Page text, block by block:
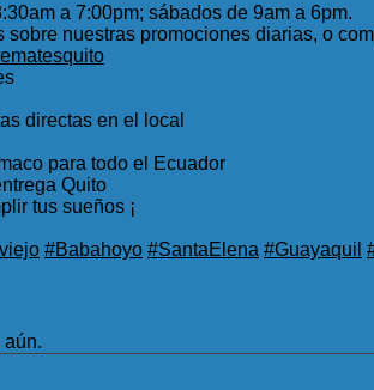
a 7:00pm; sábados de 9am a 6pm.
sobre nuestras promociones diarias, o
directas en el local
para todo el Ecuador
Quito
tus sueños ¡
#Babahoyo #SantaElena #Guayaquil
aún.